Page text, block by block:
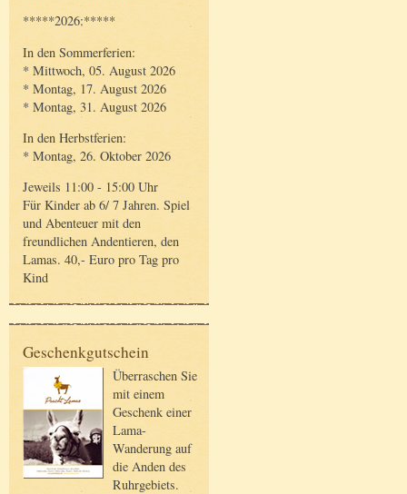
*****2026:*****
In den Sommerferien:
* Mittwoch, 05. August 2026
* Montag, 17. August 2026
* Montag, 31. August 2026
In den Herbstferien:
* Montag, 26. Oktober 2026
Jeweils 11:00 - 15:00 Uhr
Für Kinder ab 6/ 7 Jahren. Spiel
und Abenteuer mit den
freundlichen Andentieren, den
Lamas. 40,- Euro pro Tag pro
Kind
Geschenkgutschein
Überraschen Sie
mit einem
Geschenk einer
Lama-
Wanderung auf
die Anden des
Ruhrgebiets.